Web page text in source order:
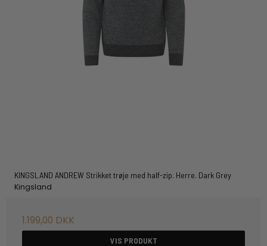
KINGSLAND ANDREW Strikket trøje med half-zip. Herre. Dark Grey
Kingsland
1.199,00 DKK
VIS PRODUKT